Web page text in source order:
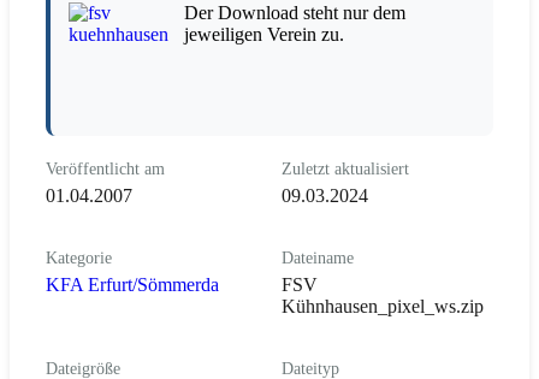
Der Download steht nur dem
jeweiligen Verein zu.
Veröffentlicht am
01.04.2007
Zuletzt aktualisiert
09.03.2024
Kategorie
KFA Erfurt/Sömmerda
Dateiname
FSV
Kühnhausen_pixel_ws.zip
Dateigröße Dateityp